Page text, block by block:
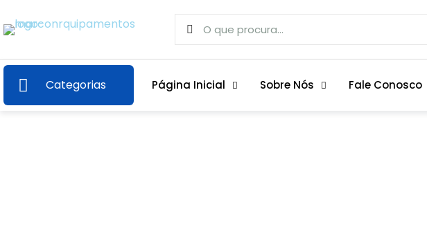
Categorias Página Inicial Sobre Nós Fale Conosco